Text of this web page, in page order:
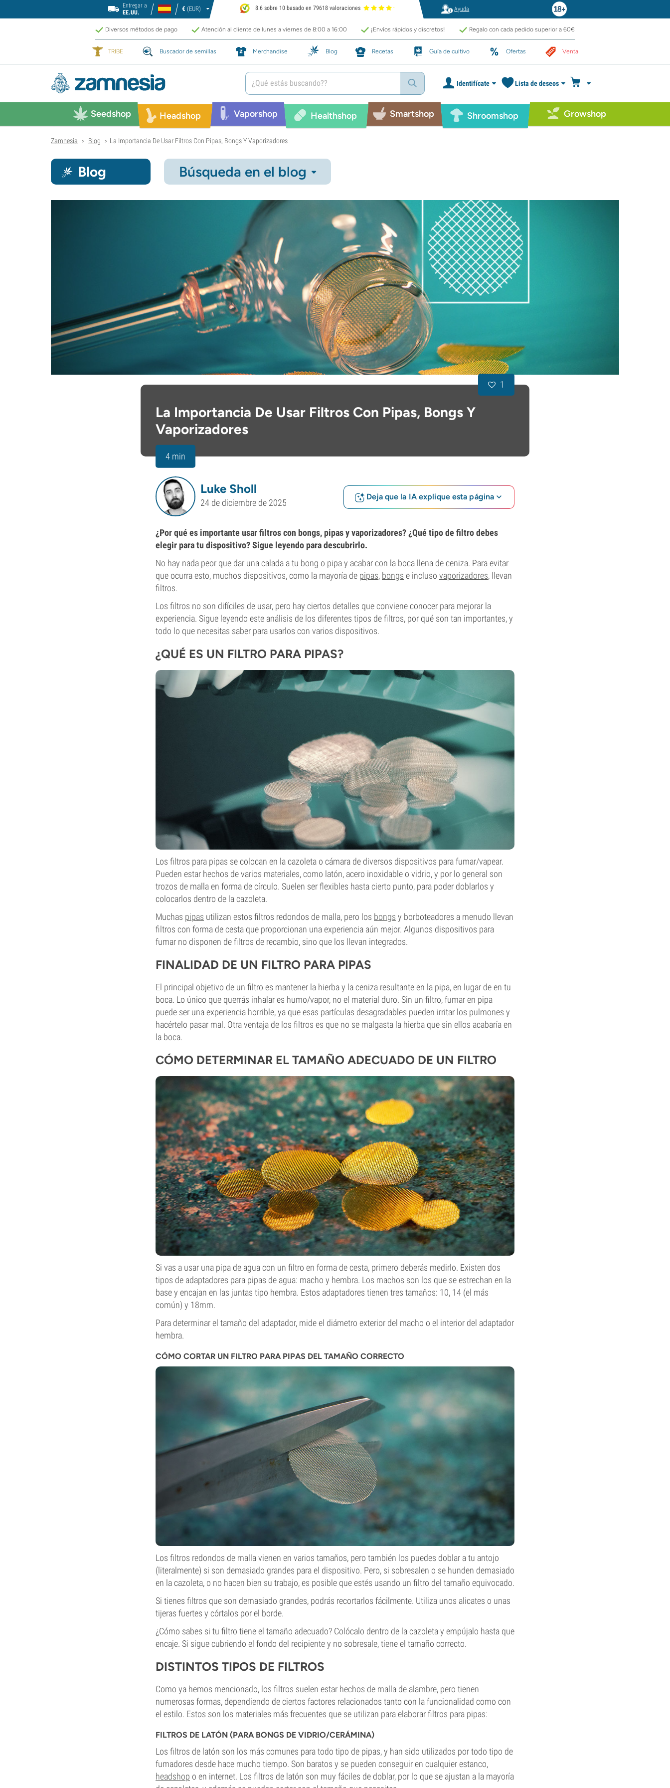
Entregar a
EE.UU.
€ (EUR) 8.6 sobre 10 basado en 79618 valoraciones Ayuda
Diversos métodos de pago Atención al cliente de lunes a viernes de 8:00 a 16:00 ¡Envíos rápidos y discretos! Regalo con cada pedido superior a 60€
TRIBE Buscador de semillas Merchandise Blog Recetas Guía de cultivo Ofertas Venta
Identifícate Lista de deseos
Seedshop Headshop Vaporshop Healthshop Smartshop Shroomshop Growshop
Zamnesia > Blog > La Importancia De Usar Filtros Con Pipas, Bongs Y Vaporizadores
Blog Búsqueda en el blog
La Importancia De Usar Filtros Con Pipas, Bongs Y
Vaporizadores
4 min
1
Luke Sholl
24 de diciembre de 2025
Deja que la IA explique esta página
¿Por qué es importante usar filtros con bongs, pipas y vaporizadores? ¿Qué tipo de filtro debes
elegir para tu dispositivo? Sigue leyendo para descubrirlo.
No hay nada peor que dar una calada a tu bong o pipa y acabar con la boca llena de ceniza. Para evitar
que ocurra esto, muchos dispositivos, como la mayoría de pipas, bongs e incluso vaporizadores, llevan
filtros.
Los filtros no son difíciles de usar, pero hay ciertos detalles que conviene conocer para mejorar la
experiencia. Sigue leyendo este análisis de los diferentes tipos de filtros, por qué son tan importantes, y
todo lo que necesitas saber para usarlos con varios dispositivos.
¿QUÉ ES UN FILTRO PARA PIPAS?
Los filtros para pipas se colocan en la cazoleta o cámara de diversos dispositivos para fumar/vapear.
Pueden estar hechos de varios materiales, como latón, acero inoxidable o vidrio, y por lo general son
trozos de malla en forma de círculo. Suelen ser flexibles hasta cierto punto, para poder doblarlos y
colocarlos dentro de la cazoleta.
Muchas pipas utilizan estos filtros redondos de malla, pero los bongs y borboteadores a menudo llevan
filtros con forma de cesta que proporcionan una experiencia aún mejor. Algunos dispositivos para
fumar no disponen de filtros de recambio, sino que los llevan integrados.
FINALIDAD DE UN FILTRO PARA PIPAS
El principal objetivo de un filtro es mantener la hierba y la ceniza resultante en la pipa, en lugar de en tu
boca. Lo único que querrás inhalar es humo/vapor, no el material duro. Sin un filtro, fumar en pipa
puede ser una experiencia horrible, ya que esas partículas desagradables pueden irritar los pulmones y
hacértelo pasar mal. Otra ventaja de los filtros es que no se malgasta la hierba que sin ellos acabaría en
la boca.
CÓMO DETERMINAR EL TAMAÑO ADECUADO DE UN FILTRO
Si vas a usar una pipa de agua con un filtro en forma de cesta, primero deberás medirlo. Existen dos
tipos de adaptadores para pipas de agua: macho y hembra. Los machos son los que se estrechan en la
base y encajan en las juntas tipo hembra. Estos adaptadores tienen tres tamaños: 10, 14 (el más
común) y 18mm.
Para determinar el tamaño del adaptador, mide el diámetro exterior del macho o el interior del adaptador
hembra.
CÓMO CORTAR UN FILTRO PARA PIPAS DEL TAMAÑO CORRECTO
Los filtros redondos de malla vienen en varios tamaños, pero también los puedes doblar a tu antojo
(literalmente) si son demasiado grandes para el dispositivo. Pero, si sobresalen o se hunden demasiado
en la cazoleta, o no hacen bien su trabajo, es posible que estés usando un filtro del tamaño equivocado.
Si tienes filtros que son demasiado grandes, podrás recortarlos fácilmente. Utiliza unos alicates o unas
tijeras fuertes y córtalos por el borde.
¿Cómo sabes si tu filtro tiene el tamaño adecuado? Colócalo dentro de la cazoleta y empújalo hasta que
encaje. Si sigue cubriendo el fondo del recipiente y no sobresale, tiene el tamaño correcto.
DISTINTOS TIPOS DE FILTROS
Como ya hemos mencionado, los filtros suelen estar hechos de malla de alambre, pero tienen
numerosas formas, dependiendo de ciertos factores relacionados tanto con la funcionalidad como con
el estilo. Estos son los materiales más frecuentes que se utilizan para elaborar filtros para pipas:
FILTROS DE LATÓN (PARA BONGS DE VIDRIO/CERÁMINA)
Los filtros de latón son los más comunes para todo tipo de pipas, y han sido utilizados por todo tipo de
fumadores desde hace mucho tiempo. Son baratos y se pueden conseguir en cualquier estanco,
headshop o en internet. Los filtros de latón son muy fáciles de doblar, por lo que se ajustan a la mayoría